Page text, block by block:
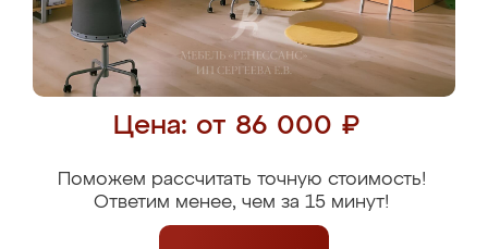
Цена: от 86 000 ₽
Поможем рассчитать точную стоимость!
Ответим менее, чем за 15 минут!